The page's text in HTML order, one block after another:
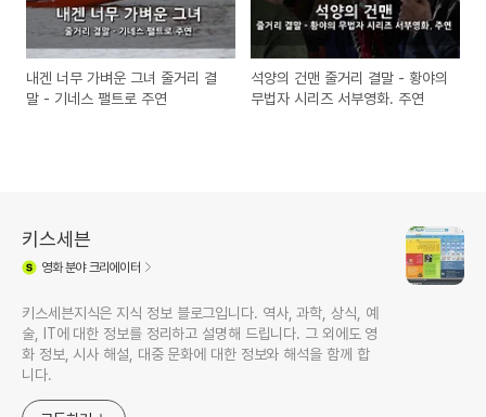
내겐 너무 가벼운 그녀 줄거리 결
말 - 기네스 팰트로 주연
석양의 건맨 줄거리 결말 - 황야의
무법자 시리즈 서부영화. 주연
키스세븐
영화분야 크리에이터
키스세븐지식은 지식 정보 블로그입니다. 역사, 과학, 상식, 예
술, IT에 대한 정보를 정리하고 설명해 드립니다. 그 외에도 영
화 정보, 시사 해설, 대중 문화에 대한 정보와 해석을 함께 합
니다.